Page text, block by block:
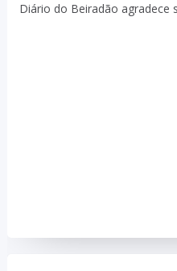
Diário do Beiradão agradece